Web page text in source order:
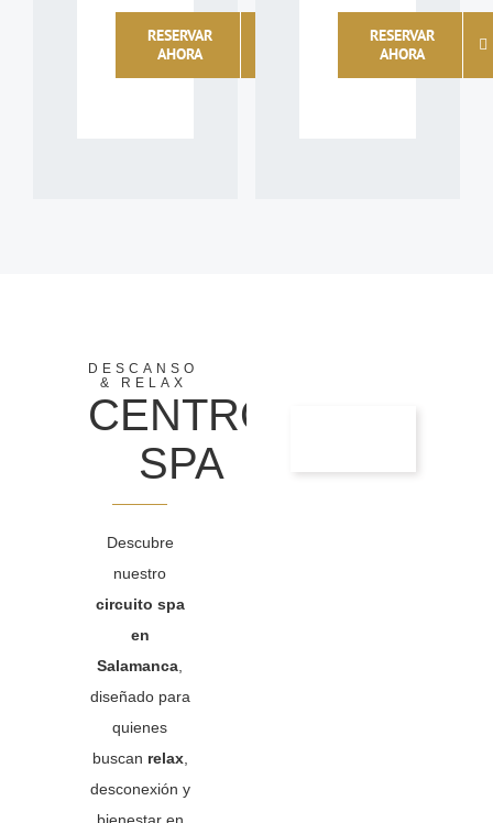
RESERVAR
AHORA
RESERVAR
AHORA
DESCANSO
& RELAX
CENTRO
SPA
Descubre
nuestro
circuito spa
en
Salamanca
diseñado para
quienes
buscan relax,
desconexión y